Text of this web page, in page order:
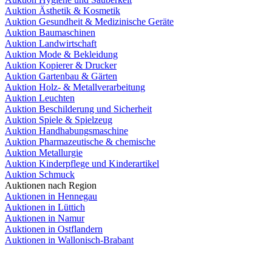
Auktion Ästhetik & Kosmetik
Auktion Gesundheit & Medizinische Geräte
Auktion Baumaschinen
Auktion Landwirtschaft
Auktion Mode & Bekleidung
Auktion Kopierer & Drucker
Auktion Gartenbau & Gärten
Auktion Holz- & Metallverarbeitung
Auktion Leuchten
Auktion Beschilderung und Sicherheit
Auktion Spiele & Spielzeug
Auktion Handhabungsmaschine
Auktion Pharmazeutische & chemische
Auktion Metallurgie
Auktion Kinderpflege und Kinderartikel
Auktion Schmuck
Auktionen nach Region
Auktionen in Hennegau
Auktionen in Lüttich
Auktionen in Namur
Auktionen in Ostflandern
Auktionen in Wallonisch-Brabant